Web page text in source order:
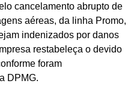
cancelamento abrupto de
aéreas, da linha Promo,
indenizados por danos
restabeleça o devido
foram
DPMG.